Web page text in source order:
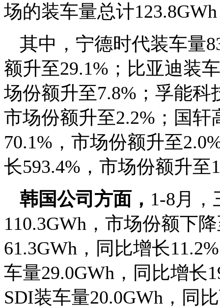
场的装车量总计
其中，宁德时代装车量
额升至29.1%；比亚迪装
场份额升至7.8%；孚能科
市场份额升至2.2%；国轩
70.1%，市场份额升至
长593.4%，市场份额升至
韩国公司方面， 1-8月
110.3GWh，市场份额下
61.3GWh，同比增长
车量29.0GWh，同比增长
SDI装车量20.0GWh，同